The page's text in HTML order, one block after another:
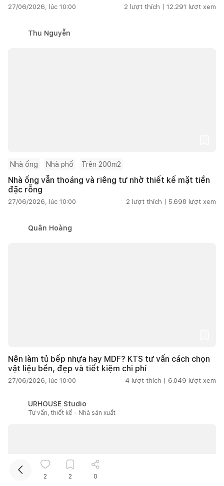
27/06/2026, lúc 10:00 2 lượt thích | 12.291 lượt xem
Thu Nguyễn
Nhà ống Nhà phố Trên 200m2
Nhà ống vẫn thoáng và riêng tư nhờ thiết kế mặt tiền
đặc rỗng
27/06/2026, lúc 10:00 2 lượt thích | 5.698 lượt xem
Quân Hoàng
Nên làm tủ bếp nhựa hay MDF? KTS tư vấn cách chọn
vật liệu bền, đẹp và tiết kiệm chi phí
27/06/2026, lúc 10:00 4 lượt thích | 6.049 lượt xem
URHOUSE Studio
Tư vấn, thiết kế - Nhà sản xuất
2 2 0